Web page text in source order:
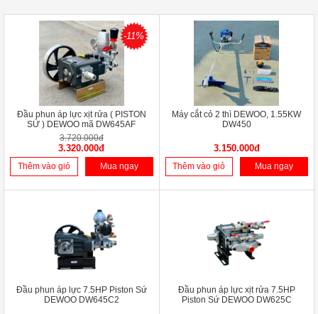
-11%
Đầu phun áp lực xịt rửa ( PISTON
SỨ ) DEWOO mã DW645AF
3.720.000đ
3.320.000đ
Thêm vào giỏ Mua ngay
Máy cắt cỏ 2 thì DEWOO, 1.55KW
DW450
3.150.000đ
Thêm vào giỏ Mua ngay
Đầu phun áp lực 7.5HP Piston Sứ
DEWOO DW645C2
Đầu phun áp lực xịt rửa 7.5HP
Piston Sứ DEWOO DW625C